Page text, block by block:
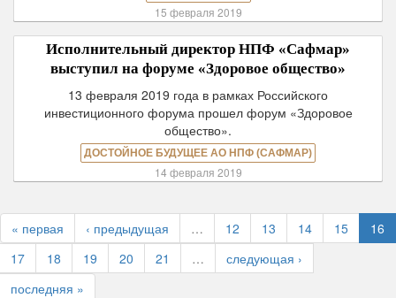
15 февраля 2019
Исполнительный директор НПФ «Сафмар»
выступил на форуме «Здоровое общество»
13 февраля 2019 года в рамках Российского
инвестиционного форума прошел форум «Здоровое
общество».
ДОСТОЙНОЕ БУДУЩЕЕ АО НПФ (САФМАР)
14 февраля 2019
« первая ‹ предыдущая … 12 13 14 15
16
17
18 19 20 21 …
следующая ›
последняя »